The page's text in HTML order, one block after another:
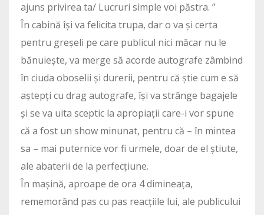
ajuns privirea ta/ Lucruri simple voi păstra. ”
În cabină își va felicita trupa, dar o va și certa
pentru greșeli pe care publicul nici măcar nu le
bănuiește, va merge să acorde autografe zâmbind
în ciuda oboselii și durerii, pentru că știe cum e să
aștepți cu drag autografe, își va strânge bagajele
și se va uita sceptic la apropiații care-i vor spune
că a fost un show minunat, pentru că – în mintea
sa – mai puternice vor fi urmele, doar de el știute,
ale abaterii de la perfecțiune.
În mașină, aproape de ora 4 dimineața,
rememorând pas cu pas reacțiile lui, ale publicului